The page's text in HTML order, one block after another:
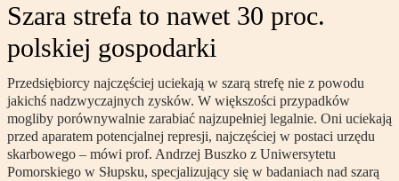
Szara strefa to nawet 30 proc.
polskiej gospodarki
Przedsiębiorcy najczęściej uciekają w szarą strefę nie z powodu
jakichś nadzwyczajnych zysków. W większości przypadków
mogliby porównywalnie zarabiać najzupełniej legalnie. Oni uciekają
przed aparatem potencjalnej represji, najczęściej w postaci urzędu
skarbowego – mówi prof. Andrzej Buszko z Uniwersytetu
Pomorskiego w Słupsku, specjalizujący się w badaniach nad szarą